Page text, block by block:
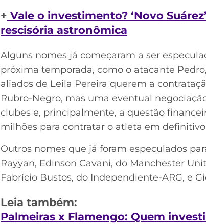
+ Vale o investimento? ‘Novo
rescisória astronômica
Alguns nomes já começaram a ser
próxima temporada, como o atacante
aliados de Leila Pereira querem a
Rubro-Negro, mas uma eventual
clubes e, principalmente, a questão
milhões para contratar o atleta em
Outros nomes que já foram especulados
Rayyan, Edinson Cavani, do Manchester
Fabrício Bustos, do Independiente-ARG, e
Leia também:
Palmeiras x Flamengo: Quem